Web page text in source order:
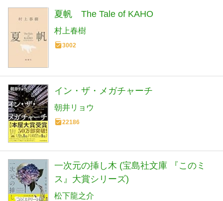
夏帆 The Tale of KAHO
村上春樹
3002
イン・ザ・メガチャーチ
朝井リョウ
22186
一次元の挿し木 (宝島社文庫 『このミ
ス』大賞シリーズ)
松下龍之介